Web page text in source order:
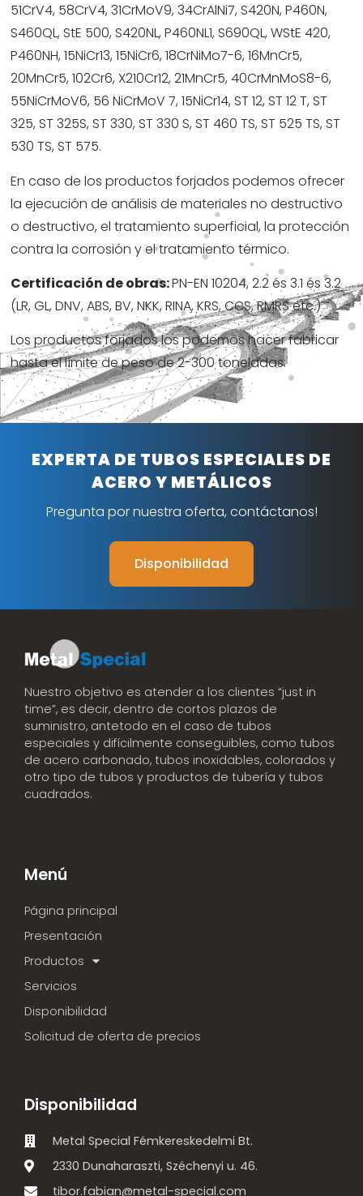
51CrV4, 58CrV4, 31CrMoV9, 34CrAlNi7, S420N, P460N,
S460QL, StE 500, S420NL, P460NL1, S690QL, WStE 420,
P460NH, 15NiCr13, 15NiCr6, 18CrNiMo7-6, 16MnCr5,
20MnCr5, 102Cr6, X210Cr12, 21MnCr5, 40CrMnMoS8-6,
55NiCrMoV6, 56 NiCrMoV 7, 15NiCr14, ST 12, ST 12 T, ST
325, ST 325S, ST 330, ST 330 S, ST 460 TS, ST 525 TS, ST
530 TS, ST 575.
En caso de los productos forjados podemos ofrecer
la ejecución de análisis de materiales no destructivo
o destructivo, el tratamiento superficial, la protección
contra la corrosión y el tratamiento térmico.
Certificación de obras:PN-EN 10204, 2.2 és 3.1 és 3.2
(LR, GL, DNV, ABS, BV, NKK, RINA, KRS, CCS, RMRS etc.)
Los productos forjados los podemos hacer fabricar
hasta el límite de peso de 2-300 toneladas.
EXPERTA DE TUBOS ESPECIALES DE
ACERO Y METÁLICOS
Pregunta por nuestra oferta, contáctanos!
Disponibilidad
Nuestro objetivo es atender a los clientes “just in
time”, es decir, dentro de cortos plazos de
suministro, antetodo en el caso de tubos
especiales y difícilmente conseguibles, como tubos
de acero carbonado, tubos inoxidables, colorados y
otro tipo de tubos y productos de tubería y tubos
cuadrados.
Menú
Página principal
Presentación
Productos
Servicios
Disponibilidad
Solicitud de oferta de precios
Disponibilidad
Metal Special Fémkereskedelmi Bt.
2330 Dunaharaszti, Széchenyi u. 46.
tibor.fabian@metal-special.com